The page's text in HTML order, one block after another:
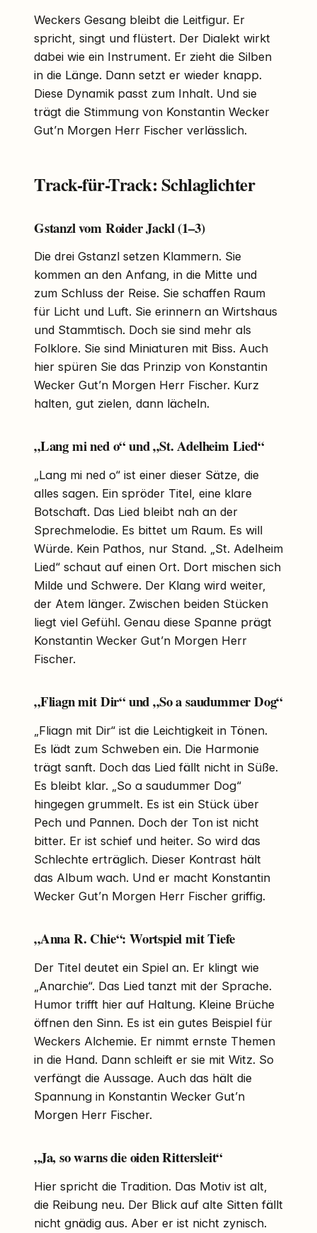
Weckers Gesang bleibt die Leitfigur. Er
spricht, singt und flüstert. Der Dialekt wirkt
dabei wie ein Instrument. Er zieht die Silben
in die Länge. Dann setzt er wieder knapp.
Diese Dynamik passt zum Inhalt. Und sie
trägt die Stimmung von Konstantin Wecker
Gut’n Morgen Herr Fischer verlässlich.
Track-für-Track: Schlaglichter
Gstanzl vom Roider Jackl (1–3)
Die drei Gstanzl setzen Klammern. Sie
kommen an den Anfang, in die Mitte und
zum Schluss der Reise. Sie schaffen Raum
für Licht und Luft. Sie erinnern an Wirtshaus
und Stammtisch. Doch sie sind mehr als
Folklore. Sie sind Miniaturen mit Biss. Auch
hier spüren Sie das Prinzip von Konstantin
Wecker Gut’n Morgen Herr Fischer. Kurz
halten, gut zielen, dann lächeln.
„Lang mi ned o“ und „St. Adelheim Lied“
„Lang mi ned o“ ist einer dieser Sätze, die
alles sagen. Ein spröder Titel, eine klare
Botschaft. Das Lied bleibt nah an der
Sprechmelodie. Es bittet um Raum. Es will
Würde. Kein Pathos, nur Stand. „St. Adelheim
Lied“ schaut auf einen Ort. Dort mischen sich
Milde und Schwere. Der Klang wird weiter,
der Atem länger. Zwischen beiden Stücken
liegt viel Gefühl. Genau diese Spanne prägt
Konstantin Wecker Gut’n Morgen Herr
Fischer.
„Fliagn mit Dir“ und „So a saudummer Dog“
„Fliagn mit Dir“ ist die Leichtigkeit in Tönen.
Es lädt zum Schweben ein. Die Harmonie
trägt sanft. Doch das Lied fällt nicht in Süße.
Es bleibt klar. „So a saudummer Dog“
hingegen grummelt. Es ist ein Stück über
Pech und Pannen. Doch der Ton ist nicht
bitter. Er ist schief und heiter. So wird das
Schlechte erträglich. Dieser Kontrast hält
das Album wach. Und er macht Konstantin
Wecker Gut’n Morgen Herr Fischer griffig.
„Anna R. Chie“: Wortspiel mit Tiefe
Der Titel deutet ein Spiel an. Er klingt wie
„Anarchie“. Das Lied tanzt mit der Sprache.
Humor trifft hier auf Haltung. Kleine Brüche
öffnen den Sinn. Es ist ein gutes Beispiel für
Weckers Alchemie. Er nimmt ernste Themen
in die Hand. Dann schleift er sie mit Witz. So
verfängt die Aussage. Auch das hält die
Spannung in Konstantin Wecker Gut’n
Morgen Herr Fischer.
„Ja, so warns die oiden Rittersleit“
Hier spricht die Tradition. Das Motiv ist alt,
die Reibung neu. Der Blick auf alte Sitten fällt
nicht gnädig aus. Aber er ist nicht zynisch.